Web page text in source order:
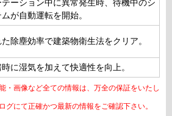
テーション中に異常発生時、待機中のシ
が自動運転を開始。
除塵効率で建築物衛生法をクリア。
に湿気を加えて快適性を向上。
・画像など全ての情報は、万全の保証をいたし
にて正確かつ最新の情報をご確認下さい。